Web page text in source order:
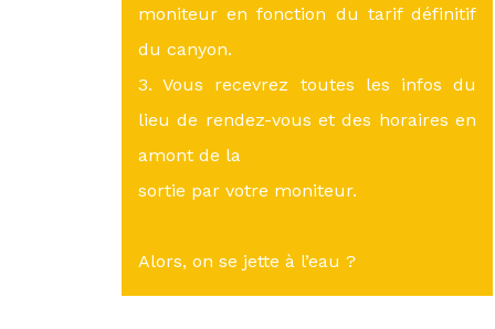
moniteur en fonction du tarif définitif
du canyon.
3. Vous recevrez toutes les infos du
lieu de rendez-vous et des horaires en
amont de la
sortie par votre moniteur.
Alors, on se jette à l’eau ?